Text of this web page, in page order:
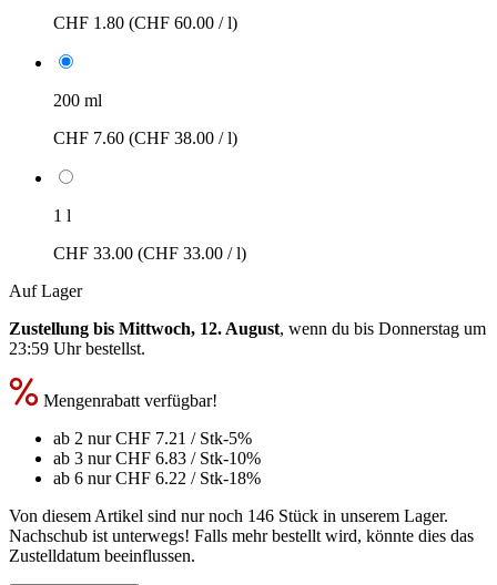
CHF 1.80 (CHF 60.00 / l)
200 ml
CHF 7.60 (CHF 38.00 / l)
1 l
CHF 33.00 (CHF 33.00 / l)
Auf Lager
Zustellung bis Mittwoch, 12. August, wenn du bis Donnerstag um
23:59 Uhrbestellst.
Mengenrabatt verfügbar!
ab 2 nurCHF 7.21 / Stk-5%
ab 3 nurCHF 6.83 / Stk-10%
ab 6 nurCHF 6.22 / Stk-18%
Von diesem Artikel sind nur noch 146 Stück in unserem Lager.
Nachschub ist unterwegs! Falls mehr bestellt wird, könnte dies das
Zustelldatum beeinflussen.